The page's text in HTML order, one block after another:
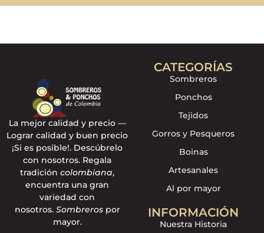
La mejor calidad y precio —
Lograr calidad y buen precio
¡Si es posible!. Descúbrelo
con nosotros. Regala
tradicióncolombiana,
encuentra una gran
variedad con
nosotros. Sombrerospor
mayor.
CATEGORÍAS
Sombreros
Ponchos
Tejidos
Gorros y Pesqueros
Boinas
Artesanales
Al por mayor
INFORMACIÓN
Nuestra Historia